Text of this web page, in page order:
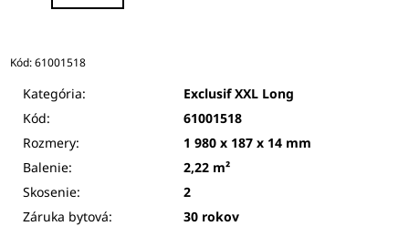
Kód:61001518
Kategória:
Exclusif XXL Long
Kód:
61001518
Rozmery:
1 980 x 187 x 14 mm
Balenie:
2,22 m²
Skosenie:
2
Záruka bytová:
30 rokov